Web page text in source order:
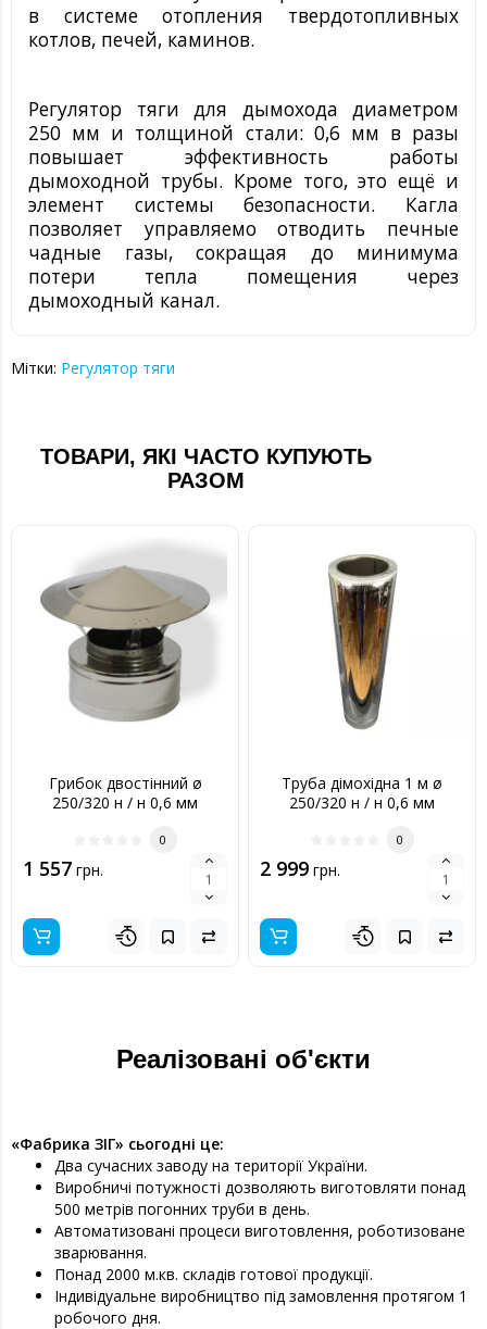
в системе отопления твердотопливных
котлов, печей, каминов.
Регулятор тяги для дымохода диаметром
250 мм и толщиной стали: 0,6 мм в разы
повышает эффективность работы
дымоходной трубы. Кроме того, это ещё и
элемент системы безопасности. Кагла
позволяет управляемо отводить печные
чадные газы, сокращая до минимума
потери тепла помещения через
дымоходный канал.
Мітки: Регулятор тяги
ТОВАРИ, ЯКІ ЧАСТО КУПУЮТЬ
РАЗОМ
Грибок двостінний ø
250/320 н / н 0,6 мм
0
1 557 грн.
Труба дімохідна 1 м ø
250/320 н / н 0,6 мм
0
2 999 грн.
Реалізовані об'єкти
«Фабрика ЗІГ» сьогодні це:
Два сучасних заводу на території України.
Виробничі потужності дозволяють виготовляти понад
500 метрів погонних труби в день.
Автоматизовані процеси виготовлення, роботизоване
зварювання.
Понад 2000 м.кв. складів готової продукції.
Індивідуальне виробництво під замовлення протягом 1
робочого дня.